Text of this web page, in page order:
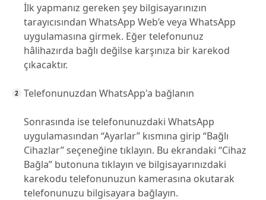
İlk yapmanız gereken şey bilgisayarınızın
tarayıcısından WhatsApp Web’e veya WhatsApp
uygulamasına girmek. Eğer telefonunuz
hâlihazırda bağlı değilse karşınıza bir karekod
çıkacaktır.
Telefonunuzdan WhatsApp'a bağlanın
Sonrasında ise telefonunuzdaki WhatsApp
uygulamasından “Ayarlar” kısmına girip “Bağlı
Cihazlar” seçeneğine tıklayın. Bu ekrandaki “Cihaz
Bağla” butonuna tıklayın ve bilgisayarınızdaki
karekodu telefonunuzun kamerasına okutarak
telefonunuzu bilgisayara bağlayın.